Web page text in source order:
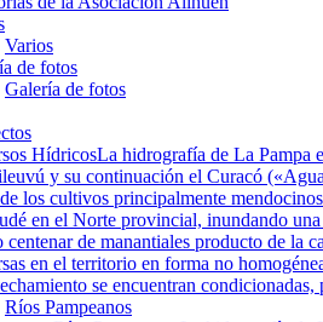
Varios
de fotos
Galería de fotos
HídricosLa hidrografía de La Pampa
y su continuación el Curacó
los cultivos principalmente
en el Norte provincial, inundando
centenar de manantiales producto de la
en el territorio en forma no
se encuentran
Ríos Pampeanos